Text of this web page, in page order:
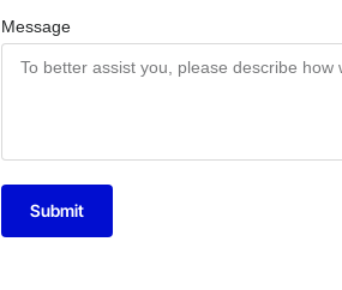
Message
Submit